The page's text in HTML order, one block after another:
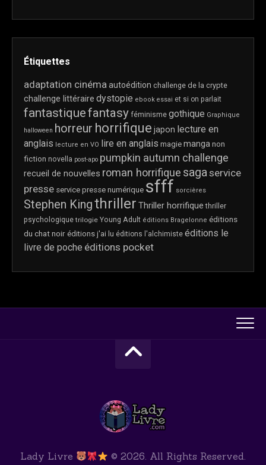
Étiquettes
adaptation cinémaautoédition challenge de la crypte
challenge littéraire dystopie ebook essai et si on parlait
fantastiquefantasy féminisme gothique Graphique
halloween horreur horrifique japon lecture en
anglais lecture en VO lire en anglais magie manga non
fiction novella post-apo pumpkin autumn challenge
recueil de nouvelles roman horrifique sagaservice
presse service presse numérique sfff sorcières
Stephen Kingthriller Thriller horrifique thriller
psychologique trilogie Young Adult éditions Bragelonne éditions
du chat noir éditions j'ai lu éditions l'alchimiste éditions le
livre de poche éditions pocket
Lady Livre © 2026. All Rights Reserved.